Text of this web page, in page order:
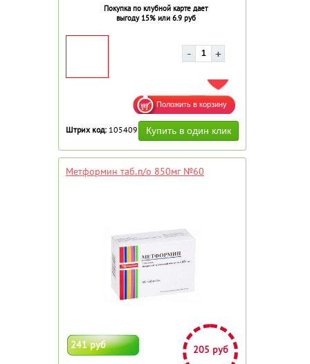
Покупка по клубной карте дает
выгоду 15% или 6.9 руб
ДОБАВИТЬ В ИЗБРАННОЕ
Штрих код: 105409
Метформин таб.п/о 850мг №60
241 руб 205 руб